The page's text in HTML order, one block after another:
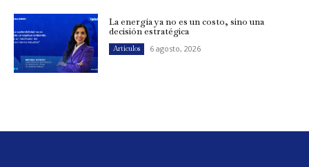
La energía ya no es un costo, sino una
decisión estratégica
Artículos 6 agosto, 2026